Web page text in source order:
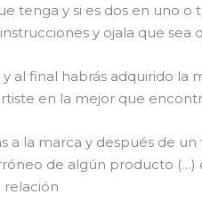
tenga y si es dos en uno
y ojala que sea
al final habrás adquirido
en la mejor que
a la marca y después de
de algún producto